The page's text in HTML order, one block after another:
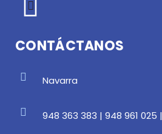
CONTÁCTANOS
Navarra
948 363 383 | 948 961 025 |